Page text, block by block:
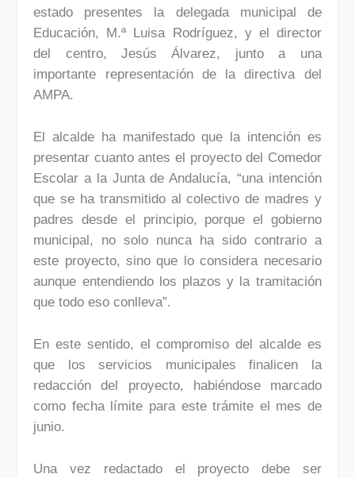
estado presentes la delegada municipal de
Educación, M.ª Luisa Rodríguez, y el director
del centro, Jesús Álvarez, junto a una
importante representación de la directiva del
AMPA.
El alcalde ha manifestado que la intención es
presentar cuanto antes el proyecto del Comedor
Escolar a la Junta de Andalucía, “una intención
que se ha transmitido al colectivo de madres y
padres desde el principio, porque el gobierno
municipal, no solo nunca ha sido contrario a
este proyecto, sino que lo considera necesario
aunque entendiendo los plazos y la tramitación
que todo eso conlleva”.
En este sentido, el compromiso del alcalde es
que los servicios municipales finalicen la
redacción del proyecto, habiéndose marcado
como fecha límite para este trámite el mes de
junio.
Una vez redactado el proyecto debe ser